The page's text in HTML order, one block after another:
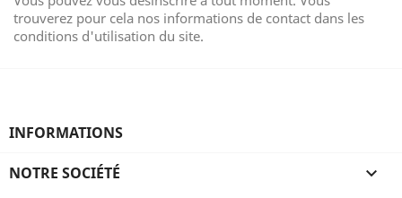
trouverez pour cela nos informations de contact dans les
conditions d'utilisation du site.
INFORMATIONS
NOTRE SOCIÉTÉ 